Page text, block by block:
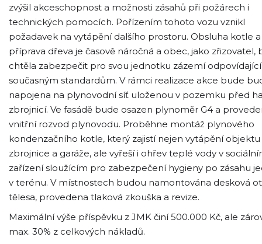
zvýšil akceschopnost a možnosti zásahů při požárech i
technických pomocích. Pořízením tohoto vozu vznikl
požadavek na vytápění dalšího prostoru. Obsluha kotle a
příprava dřeva je časově náročná a obec, jako zřizovatel,
chtěla zabezpečit pro svou jednotku zázemí odpovídající
současným standardům. V rámci realizace akce bude
napojena na plynovodní síť uloženou v pozemku před
zbrojnicí. Ve fasádě bude osazen plynoměr G4 a
vnitřní rozvod plynovodu. Proběhne montáž plynového
kondenzačního kotle, který zajistí nejen vytápění objektu
zbrojnice a garáže, ale vyřeší i ohřev teplé vody v
zařízení sloužícím pro zabezpečení hygieny po zásahu
v terénu. V místnostech budou namontována desková
tělesa, provedena tlaková zkouška a revize.
Maximální výše příspěvku z JMK činí 500.000 Kč, ale
max. 30% z celkových nákladů.